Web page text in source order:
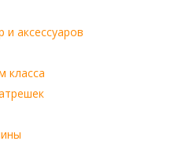
и аксессуаров
класса